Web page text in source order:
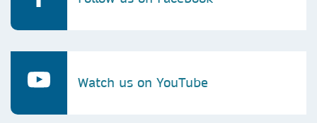
Watch us on YouTube